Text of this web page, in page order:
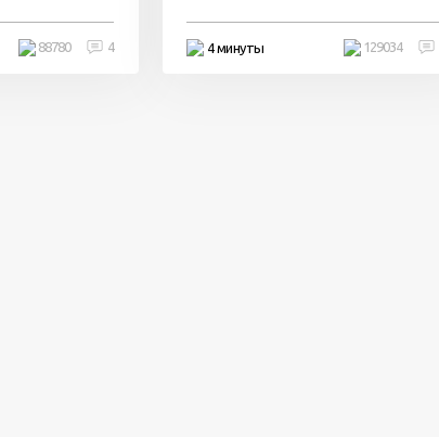
4
88780 4 минуты 129034